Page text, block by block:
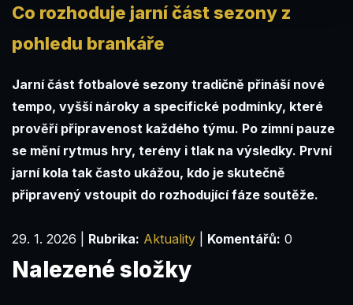
Co rozhoduje jarní část sezony z
pohledu brankáře
Jarní část fotbalové sezony tradičně přináší nové
tempo, vyšší nároky a specifické podmínky, které
prověří připravenost každého týmu. Po zimní pauze
se mění rytmus hry, terény i tlak na výsledky. První
jarní kola tak často ukážou, kdo je skutečně
připravený vstoupit do rozhodující fáze soutěže.
29. 1. 2026 Rubrika: Aktuality Komentářů: 0
Nalezené složky